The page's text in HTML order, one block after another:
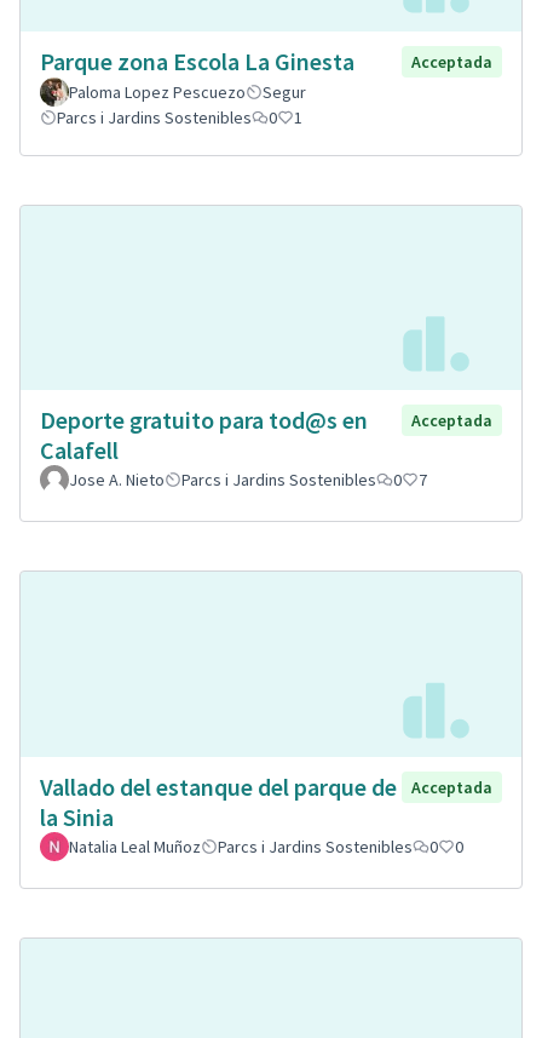
Parque zona Escola La Ginesta
Acceptada
Paloma Lopez Pescuezo
Segur
Parcs i Jardins Sostenibles
0 1
Deporte gratuito para tod@s en
Calafell
Acceptada
Jose A. Nieto Parcs i Jardins Sostenibles 0 7
Vallado del estanque del parque de
la Sinia
Acceptada
Natalia Leal Muñoz Parcs i Jardins Sostenibles 0 0